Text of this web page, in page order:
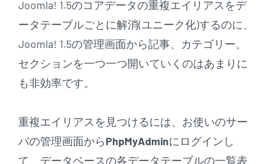
Joomla! 1.5のコアデータの重複エイリアスをデ
ータテーブルごとに解消(ユニーク化)するのに、
Joomla! 1.5の管理画面から記事、カテゴリー、
セクションを一つ一つ開いていくのはあまりに
も非効率です。
重複エイリアスを見つけるには、お使いのサー
バの管理画面からPhpMyAdminにログインし
て、データベースの各データテーブルの一覧表